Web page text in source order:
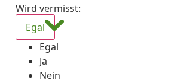
Wird vermisst:
Egal
Egal
Ja
Nein